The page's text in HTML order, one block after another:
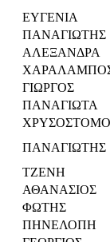
ΕΥΓΕΝΙΑ
ΠΑΝΑΓΙΩΤΗΣ
ΑΛΕΞΑΝΔΡΑ
ΓΙΩΡΓΟΣ
ΠΑΝΑΓΙΩΤΑ
ΠΑΝΑΓΙΩΤΗΣ
ΤΖΕΝΗ
ΑΘΑΝΑΣΙΟΣ
ΦΩΤΗΣ
ΠΗΝΕΛΟΠΗ